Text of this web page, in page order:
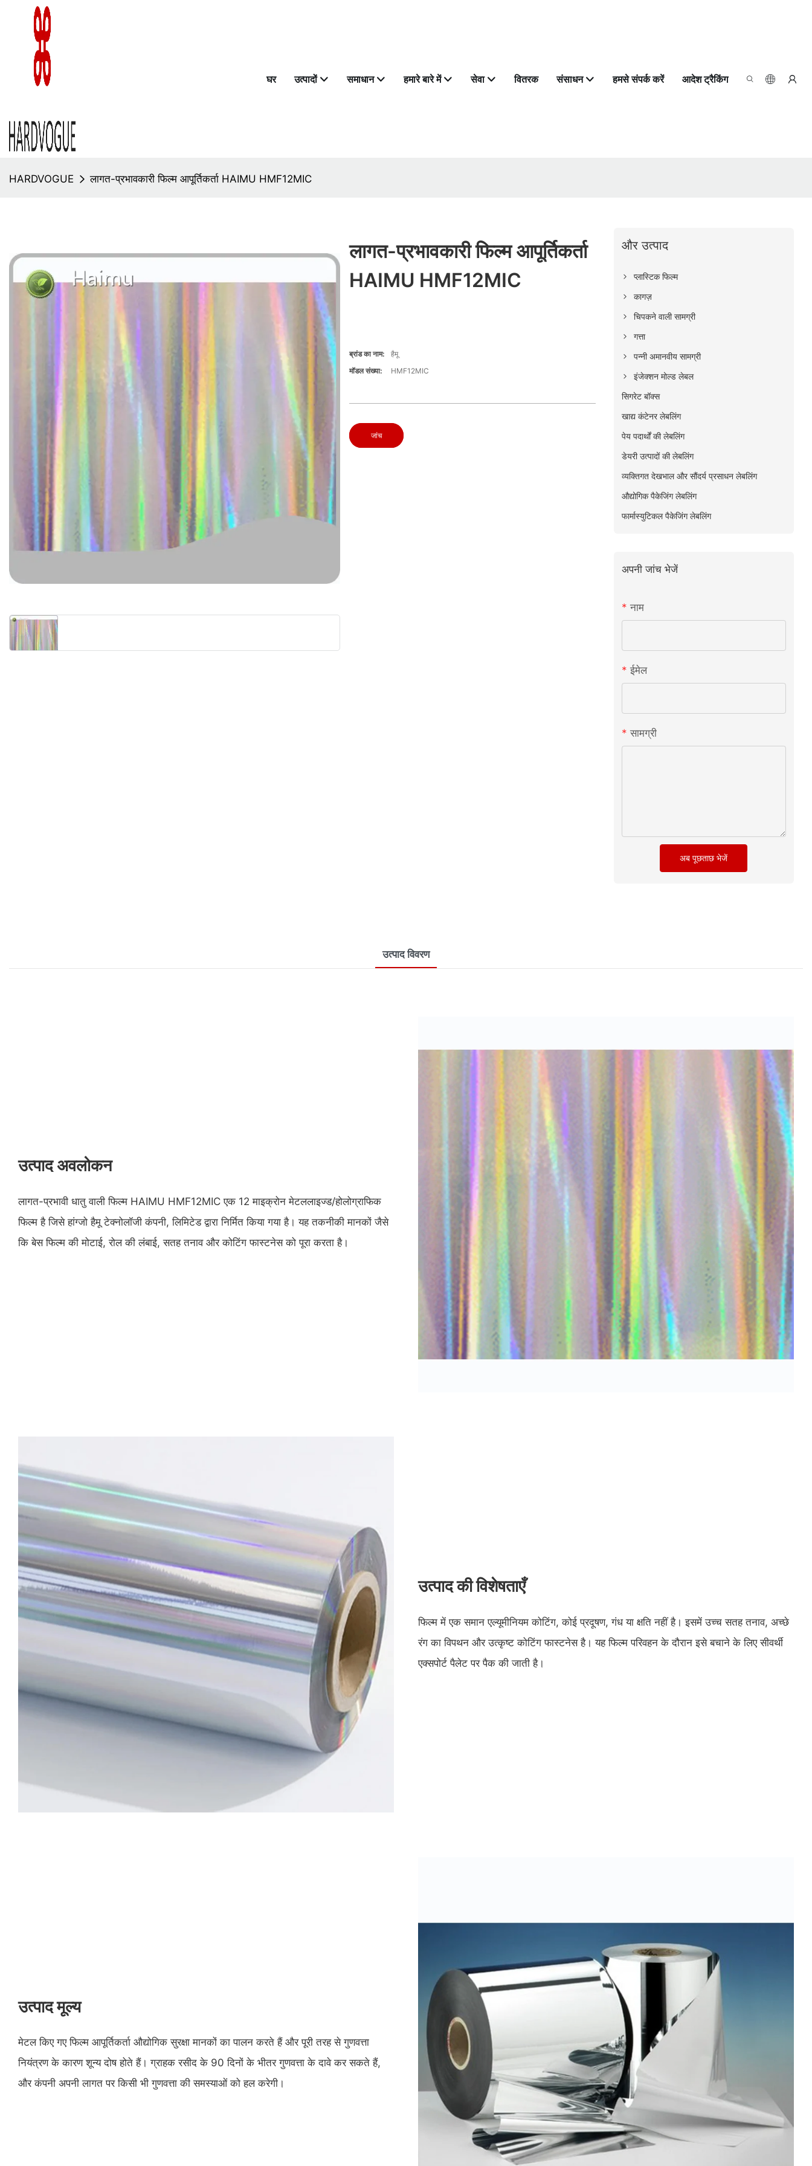
घर उत्पादों समाधान हमारे बारे में सेवा वितरक संसाधन हमसे संपर्क करें आदेश ट्रैकिंग
HARDVOGUE लागत-प्रभावकारी फिल्म आपूर्तिकर्ता HAIMU HMF12MIC
लागत-प्रभावकारी फिल्म आपूर्तिकर्ता
HAIMU HMF12MIC
ब्रांड का नाम:
हैमू
मॉडल संख्या:
HMF12MIC
जांच
और उत्पाद
प्लास्टिक फिल्म
कागज़
चिपकने वाली सामग्री
गत्ता
पन्नी अमानवीय सामग्री
इंजेक्शन मोल्ड लेबल
सिगरेट बॉक्स
खाद्य कंटेनर लेबलिंग
पेय पदार्थों की लेबलिंग
डेयरी उत्पादों की लेबलिंग
व्यक्तिगत देखभाल और सौंदर्य प्रसाधन लेबलिंग
औद्योगिक पैकेजिंग लेबलिंग
फार्मास्युटिकल पैकेजिंग लेबलिंग
अपनी जांच भेजें
नाम
ईमेल
सामग्री
अब पूछताछ भेजें
उत्पाद विवरण
उत्पाद अवलोकन
लागत-प्रभावी धातु वाली फिल्म HAIMU HMF12MIC एक 12 माइक्रोन मेटललाइज्ड/होलोग्राफिक
फिल्म है जिसे हांग्जो हैमू टेक्नोलॉजी कंपनी, लिमिटेड द्वारा निर्मित किया गया है। यह तकनीकी मानकों जैसे
कि बेस फिल्म की मोटाई, रोल की लंबाई, सतह तनाव और कोटिंग फास्टनेस को पूरा करता है।
उत्पाद की विशेषताएँ
फिल्म में एक समान एल्यूमीनियम कोटिंग, कोई प्रदूषण, गंध या क्षति नहीं है। इसमें उच्च सतह तनाव, अच्छे
रंग का विपथन और उत्कृष्ट कोटिंग फास्टनेस है। यह फिल्म परिवहन के दौरान इसे बचाने के लिए सीवर्थी
एक्सपोर्ट पैलेट पर पैक की जाती है।
उत्पाद मूल्य
मेटल किए गए फिल्म आपूर्तिकर्ता औद्योगिक सुरक्षा मानकों का पालन करते हैं और पूरी तरह से गुणवत्ता
नियंत्रण के कारण शून्य दोष होते हैं। ग्राहक रसीद के 90 दिनों के भीतर गुणवत्ता के दावे कर सकते हैं,
और कंपनी अपनी लागत पर किसी भी गुणवत्ता की समस्याओं को हल करेगी।